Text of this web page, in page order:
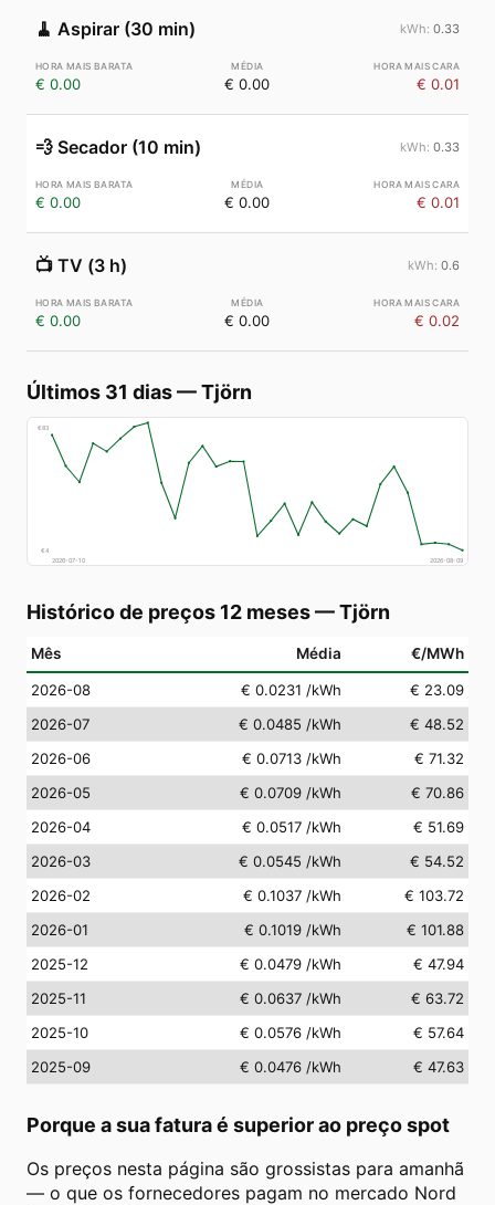
🧹 Aspirar (30 min) 0.33
€ 0.00 € 0.00 € 0.01
💨 Secador (10 min) 0.33
€ 0.00 € 0.00 € 0.01
📺 TV (3 h) 0.6
€ 0.00 € 0.00 € 0.02
Últimos 31 dias—Tjörn
€83
€4
2026-07-10
2026-08-09
Histórico de preços 12 meses—Tjörn
Mês Média €/MWh
2026-08 € 0.0231 /kWh
€ 23.09
2026-07
€ 0.0485 /kWh
€ 48.52
2026-06
€ 0.0713 /kWh
€ 71.32
2026-05
€ 0.0709 /kWh
€ 70.86
2026-04
€ 0.0517 /kWh
€ 51.69
2026-03
€ 0.0545 /kWh
€ 54.52
2026-02
€ 0.1037 /kWh
€ 103.72
2026-01
€ 0.1019 /kWh
€ 101.88
2025-12
€ 0.0479 /kWh
€ 47.94
2025-11
€ 0.0637 /kWh
€ 63.72
2025-10
€ 0.0576 /kWh
€ 57.64
2025-09
€ 0.0476 /kWh € 47.63
Porque a sua fatura é superior ao preço spot
Os preços nesta página são grossistas para amanhã
— o que os fornecedores pagam no mercado Nord